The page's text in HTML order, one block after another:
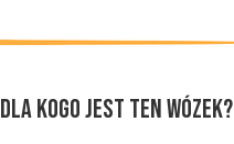
Dla kogo jest ten wózek?